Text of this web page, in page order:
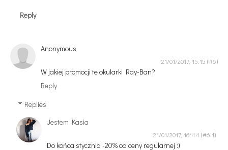
Reply
Anonymous
21/01/2017, 15:15
W jakiej promocji te okularki Ray-Ban?
Reply
Replies
Jestem Kasia
21/01/2017, 16:44
Do końca stycznia -20% od ceny regularnej :)